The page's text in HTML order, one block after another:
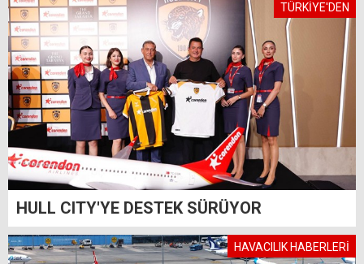
TÜRKİYE'DEN
HULL CITY'YE DESTEK SÜRÜYOR
HAVACILIK HABERLERİ